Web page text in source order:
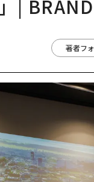
|
著者フ